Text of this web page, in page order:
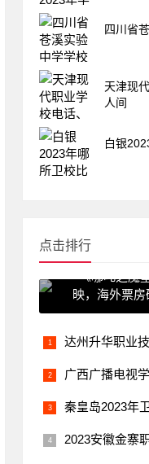
四川省
天津现
人间
白银
点击排行
《哪吒之魔
映，海外票房
达州升华职业技术
广西广播电视学
秦皇岛2023年
2023安徽金寨